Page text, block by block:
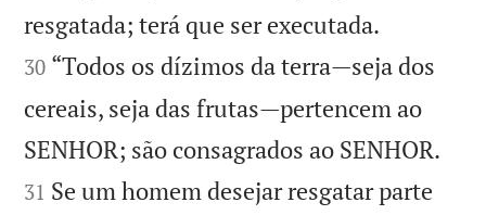
resgatada; terá que ser executada.
30 “Todos os dízimos da terra—seja dos
cereais, seja das frutas—pertencem ao
SENHOR; são consagrados ao SENHOR.
31 Se um homem desejar resgatar parte